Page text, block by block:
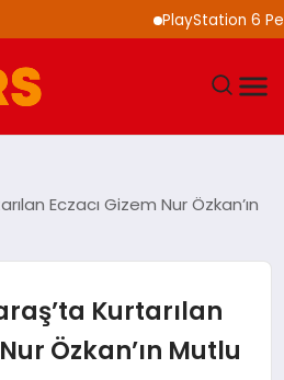
PlayStation 6
Eczacı Gizem Nur Özkan’ın
Kurtarılan
Özkan’ın Mutlu